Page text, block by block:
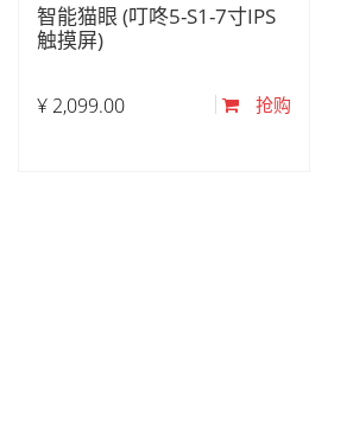
智能猫眼 (叮咚5-S1-7寸IPS
触摸屏)
¥ 2,099.00 抢购